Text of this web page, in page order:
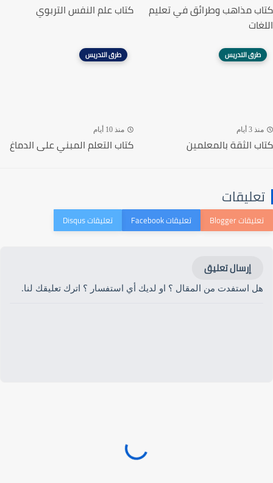
كتاب مذاهب وطرائق في تعليم
اللغات
كتاب علم النفس التربوي
طرق التدريس
منذ 3 أيام
كتاب الثقة بالمعلمين
طرق التدريس
منذ 10 أيام
كتاب التعلم المبني على الدماغ
تعليقات
إرسال تعليق
هل استفدت من المقال ؟ او لديك أي استفسار ؟ اترك تعليقك لنا.